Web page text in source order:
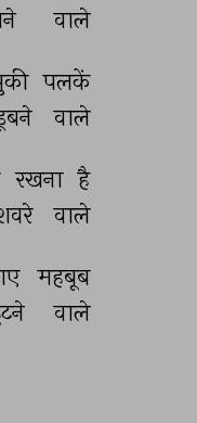
वाले
पलकें
वाले
रखना है
वाले
महबूब
वाले